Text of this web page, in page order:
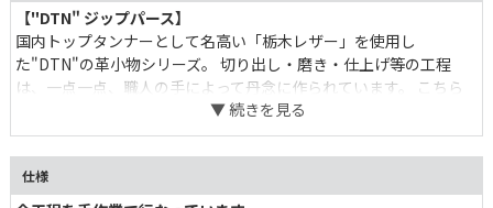
【"DTN" ジップパース】
国内トップタンナーとして名高い「栃木レザー」を使用し
た"DTN"の革小物シリーズ。 切り出し・磨き・仕上げ等の工程
は、一点一点、職人の手によって丹念に作られています。 こちら
は、日常使いからサブウォレットまで、丁度良いサイズ感のジップ
パース。 内側のポケット部分には、小銭はもちろん、お気に入り
のアクセサリーや常備薬などを保管しておくのも◎。 L字ジップ型
なので、収容力・使いやすさ共に安心してお使いいただけます。
革ならではのエイジングを楽しみつつ、末長く使って欲しい。 こ
仕様